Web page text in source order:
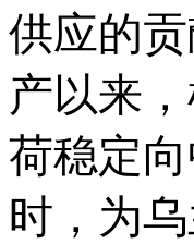
供应的
产以来
荷稳定
时，为